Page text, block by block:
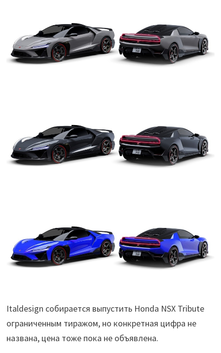
Italdesign собирается выпустить Honda NSX Tribute
ограниченным тиражом, но конкретная цифра не
названа, цена тоже пока не объявлена.